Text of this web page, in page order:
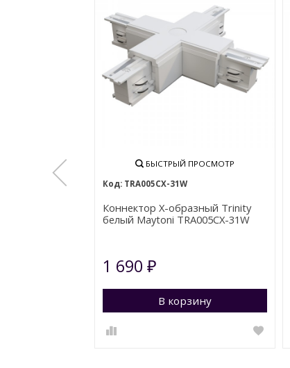
БЫСТРЫЙ ПРОСМОТР
TRA005CX-31W
Коннектор Х-образный Trinity
белый Maytoni TRA005CX-31W
1 690 ₽
В корзину